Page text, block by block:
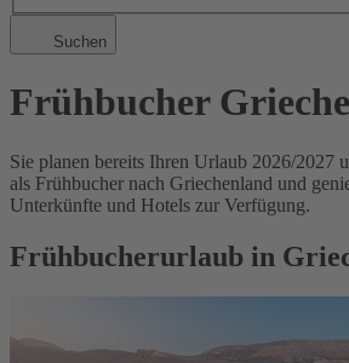
Suchen
Frühbucher
Sie planen bereits Ihren Urlaub 2026/2027
als Frühbucher nach Griechenland und
Unterkünfte und Hotels zur Verfügung.
Frühbucherurlaub in